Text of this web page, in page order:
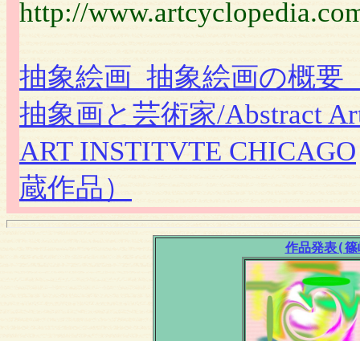
http://
抽象絵画_抽象絵画の概
抽象画と芸術家/Abstract
ART INSTITVTE CHICAGO
蔵作品）
作品発表(